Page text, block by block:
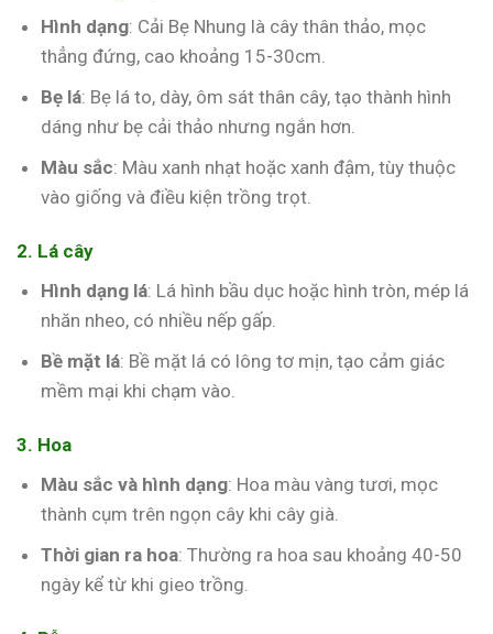
Hình dạng: Cải Bẹ Nhung là cây thân thảo, mọc
thẳng đứng, cao khoảng 15-30cm.
Bẹ lá: Bẹ lá to, dày, ôm sát thân cây, tạo thành hình
dáng như bẹ cải thảo nhưng ngắn hơn.
Màu sắc: Màu xanh nhạt hoặc xanh đậm, tùy thuộc
vào giống và điều kiện trồng trọt.
2. Lá cây
Hình dạng lá: Lá hình bầu dục hoặc hình tròn, mép lá
nhăn nheo, có nhiều nếp gấp.
Bề mặt lá: Bề mặt lá có lông tơ mịn, tạo cảm giác
mềm mại khi chạm vào.
3. Hoa
Màu sắc và hình dạng: Hoa màu vàng tươi, mọc
thành cụm trên ngọn cây khi cây già.
Thời gian ra hoa: Thường ra hoa sau khoảng 40-50
ngày kể từ khi gieo trồng.